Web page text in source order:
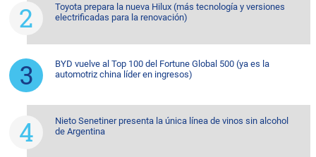
Toyota prepara la nueva Hilux (más tecnología y versiones
electrificadas para la renovación)
BYD vuelve al Top 100 del Fortune Global 500 (ya es la
automotriz china líder en ingresos)
Nieto Senetiner presenta la única línea de vinos sin alcohol
de Argentina